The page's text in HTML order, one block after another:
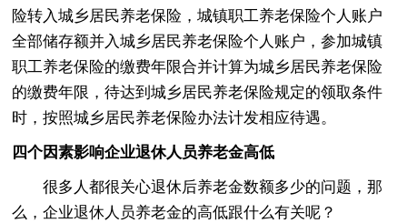
险转入城乡居民养老保险，城镇职工养老保险个人账户
全部储存额并入城乡居民养老保险个人账户，参加城镇
职工养老保险的缴费年限合并计算为城乡居民养老保险
的缴费年限，待达到城乡居民养老保险规定的领取条件
时，按照城乡居民养老保险办法计发相应待遇。
四个因素影响企业退休人员养老金高低
很多人都很关心退休后养老金数额多少的问题，那
么，企业退休人员养老金的高低跟什么有关呢？